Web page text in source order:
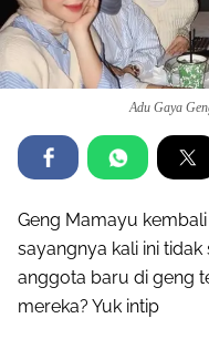
Adu Gaya
Geng Mamayu
sayangnya kali ini
anggota baru di geng
mereka? Yuk intip